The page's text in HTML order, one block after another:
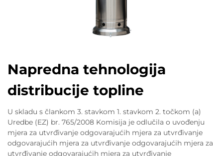
Napredna tehnologija
distribucije topline
U skladu s člankom 3. stavkom 1. stavkom 2. točkom (a)
Uredbe (EZ) br. 765/2008 Komisija je odlučila o uvođenju
mjera za utvrđivanje odgovarajućih mjera za utvrđivanje
odgovarajućih mjera za utvrđivanje odgovarajućih mjera za
utvrđivanje odgovarajućih mjera za utvrđivanje